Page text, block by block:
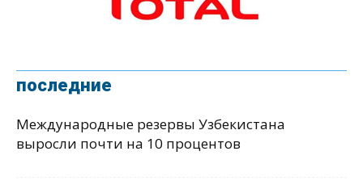
последние
Международные резервы Узбекистана
выросли почти на 10 процентов